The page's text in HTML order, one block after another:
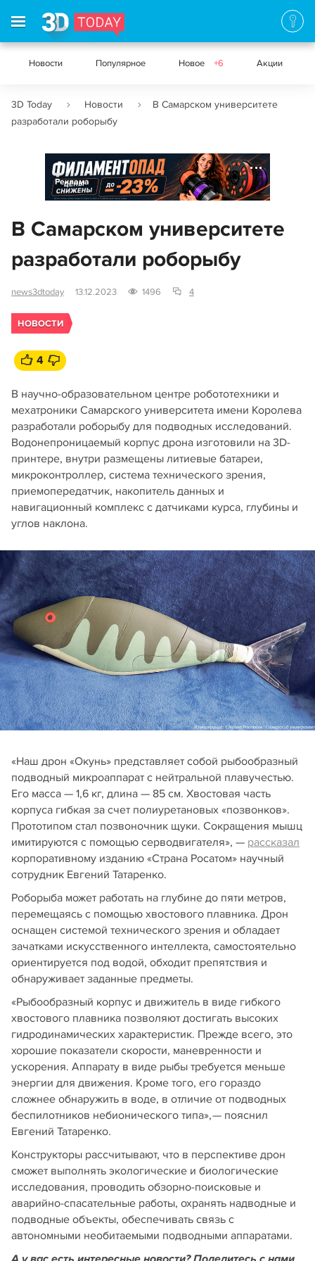
Новости Популярное Новое +6 Акции
3D Today Новости
В Самарском университете
разработали роборыбу
Реклама
В Самарском университете
разработали роборыбу
news3dtoday 13.12.2023 1496 4
НОВОСТИ
4
В научно-образовательном центре робототехники и
мехатроники Самарского университета имени Королева
разработали роборыбу для подводных исследований.
Водонепроницаемый корпус дрона изготовили на 3D-
принтере, внутри размещены литиевые батареи,
микроконтроллер, система технического зрения,
приемопередатчик, накопитель данных и
навигационный комплекс с датчиками курса, глубины и
углов наклона.
«Наш дрон «Окунь» представляет собой рыбообразный
подводный микроаппарат с нейтральной плавучестью.
Его масса — 1,6 кг, длина — 85 см. Хвостовая часть
корпуса гибкая за счет полиуретановых «позвонков».
Прототипом стал позвоночник щуки. Сокращения мышц
имитируются с помощью серводвигателя», — рассказал
корпоративному изданию «Страна Росатом» научный
сотрудник Евгений Татаренко.
Роборыба может работать на глубине до пяти метров,
перемещаясь с помощью хвостового плавника. Дрон
оснащен системой технического зрения и обладает
зачатками искусственного интеллекта, самостоятельно
ориентируется под водой, обходит препятствия и
обнаруживает заданные предметы.
«Рыбообразный корпус и движитель в виде гибкого
хвостового плавника позволяют достигать высоких
гидродинамических характеристик. Прежде всего, это
хорошие показатели скорости, маневренности и
ускорения. Аппарату в виде рыбы требуется меньше
энергии для движения. Кроме того, его гораздо
сложнее обнаружить в воде, в отличие от подводных
беспилотников небионического типа», — пояснил
Евгений Татаренко.
Конструкторы рассчитывают, что в перспективе дрон
сможет выполнять экологические и биологические
исследования, проводить обзорно-поисковые и
аварийно-спасательные работы, охранять надводные и
подводные объекты, обеспечивать связь с
автономными необитаемыми подводными аппаратами.